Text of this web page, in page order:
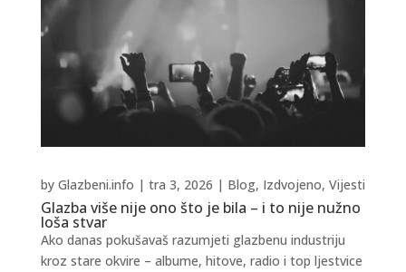
Glazba više nije ono što je bila – i to nije nužno
loša stvar
by Glazbeni.info | tra 3, 2026 | Blog, Izdvojeno, Vijesti
Ako danas pokušavaš razumjeti glazbenu industriju
kroz stare okvire – albume, hitove, radio i top ljestvice